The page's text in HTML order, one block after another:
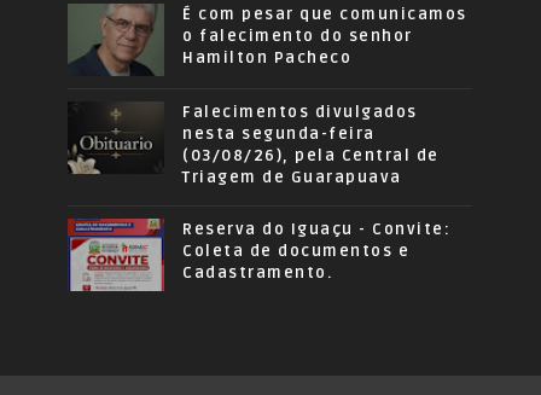
É com pesar que comunicamos
o falecimento do senhor
Hamilton Pacheco
Falecimentos divulgados
nesta segunda-feira
(03/08/26), pela Central de
Triagem de Guarapuava
Reserva do Iguaçu - Convite:
Coleta de documentos e
Cadastramento.